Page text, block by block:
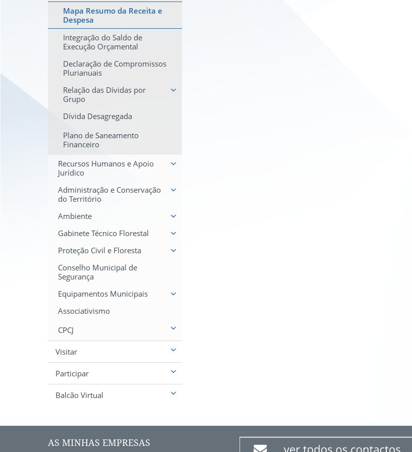
Mapa Resumo da Receita e
Despesa
Integração do Saldo de
Execução Orçamental
Declaração de Compromissos
Plurianuais
Relação das Dívidas por
Grupo
Dívida Desagregada
Plano de Saneamento
Financeiro
Recursos Humanos e Apoio
Jurídico
Administração e Conservação
do Território
Ambiente
Gabinete Técnico Florestal
Proteção Civil e Floresta
Conselho Municipal de
Segurança
Equipamentos Municipais
Associativismo
CPCJ
Visitar
Participar
Balcão Virtual
AS MINHAS EMPRESAS